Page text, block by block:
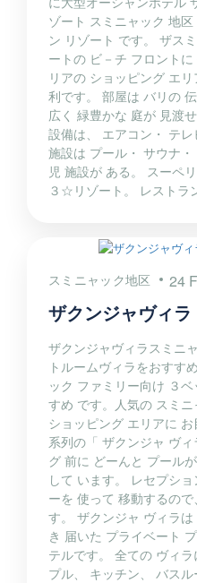
ゾート スミニャック 地
ン リゾート です。 ザス
ートの ビ－チ フロント
リアの ショッピング エ
利です。 部屋は バリの
広く 緑豊かな 庭が 見渡
設備は、 エアコン・ テ
施設は プール・ サウナ
児 施設が ある。 スーペ
３☆リゾート。 レストラ
スミニャック地区 24
ザクンジャヴィ
ザクンジャヴィラスミニ
トルームヴィラをおすす
ック ファミリー向け ３
すめ です。人気の スミ
ショッピング エリアに
系列の「 ザクンジャ ヴ
グ 前に どーんと プール
して います。 レセプシ
ーを 使って 移動するの
す。 ザクンジャ ヴィラ
き 届いた プライベート
テルです。 全ての ヴィ
プル、 キッチン、 バス